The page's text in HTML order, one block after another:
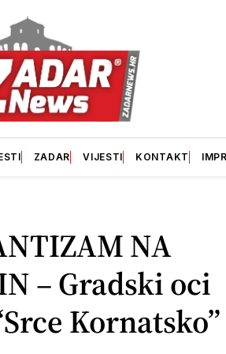
ZADAR VIJESTI KONTAKT
NA
– Gradski oci
Kornatsko”